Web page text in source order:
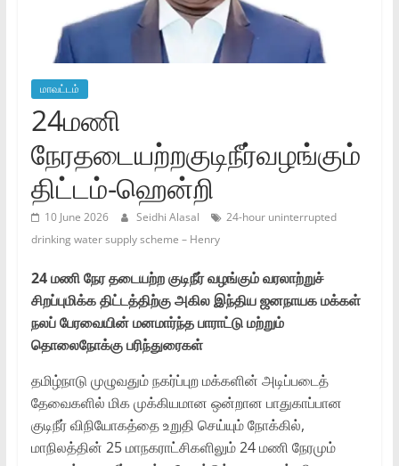
மாவட்டம்
24மணி
நேரதடையற்றகுடிநீர்வழங்கும்
திட்டம்-ஹென்றி
10 June 2026 Seidhi Alasal
24-hour uninterrupted
drinking water supply scheme – Henry
24 மணி நேர தடையற்ற குடிநீர் வழங்கும் வரலாற்றுச்
சிறப்புமிக்க திட்டத்திற்கு அகில இந்திய ஜனநாயக மக்கள்
நலப் பேரவையின் மனமார்ந்த பாராட்டு மற்றும்
தொலைநோக்கு பரிந்துரைகள்
தமிழ்நாடு முழுவதும் நகர்ப்புற மக்களின் அடிப்படைத்
தேவைகளில் மிக முக்கியமான ஒன்றான பாதுகாப்பான
குடிநீர் விநியோகத்தை உறுதி செய்யும் நோக்கில்,
மாநிலத்தின் 25 மாநகராட்சிகளிலும் 24 மணி நேரமும்